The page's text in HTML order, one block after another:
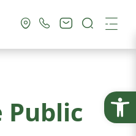
Ouvrir
Public